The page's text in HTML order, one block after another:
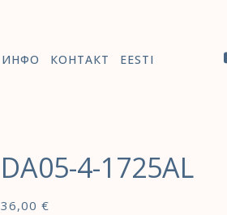
ИНФО КОНТАКТ EESTI
DA05-4-1725AL
36,00 €